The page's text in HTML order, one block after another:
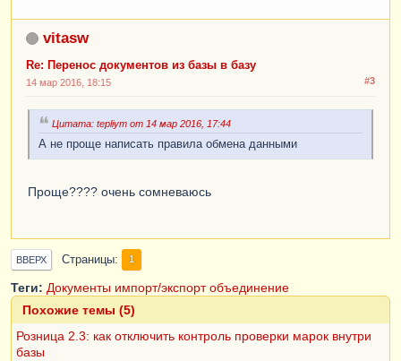
vitasw
Re: Перенос документов из базы в базу
#3
14 мар 2016, 18:15
Цитата: tepliym от 14 мар 2016, 17:44
А не проще написать правила обмена данными
Проще???? очень сомневаюсь
ВВЕРХ Страницы 1
Теги: Документы импорт/экспорт объединение
Похожие темы (5)
Розница 2.3: как отключить контроль проверки марок внутри
базы